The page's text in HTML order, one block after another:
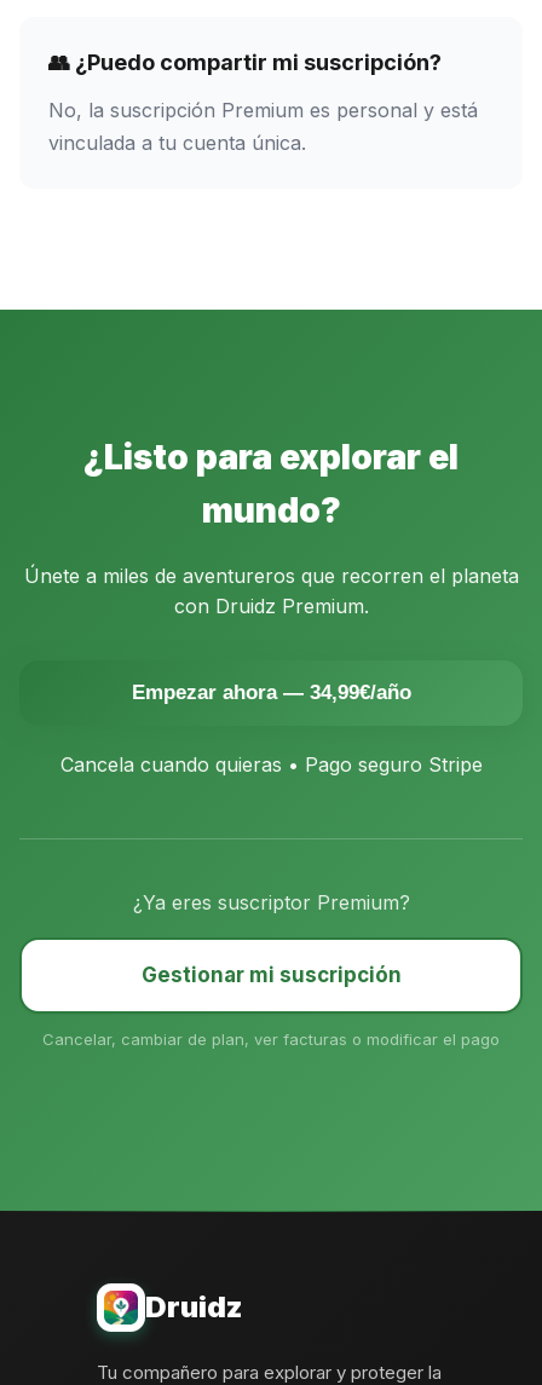
👥 ¿Puedo compartir mi suscripción?
No, la suscripción Premium es personal y está
vinculada a tu cuenta única.
¿Listo para explorar el
mundo?
Únete a miles de aventureros que recorren el planeta
con Druidz Premium.
Empezar ahora — 34,99€/año
Cancela cuando quieras • Pago seguro Stripe
¿Ya eres suscriptor Premium?
Gestionar mi suscripción
Cancelar, cambiar de plan, ver facturas o modificar el pago
Druidz
Tu compañero para explorar y proteger la